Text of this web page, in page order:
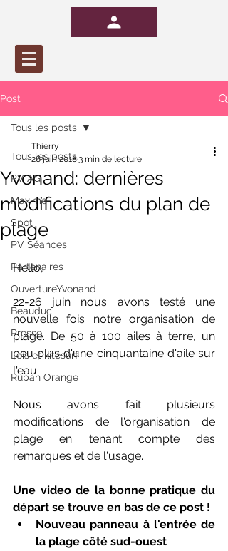
Post
Tous les posts
PV AG
Maxime
Spot
PV Séances
Partenaires
OuvertureYvonand
Beauduc
Presse
Lois et kitesurf
Ruban Orange
Tous les posts
Yvonand: dernières
modifications du plan de
plage
Thierry
26 juin 20183 min de lecture
Hello,
22-26 juin nous avons testé une
nouvelle fois notre organisation de
plage. De 50 à 100 ailes à terre, un
peu plus d'une cinquantaine d'aile sur
l'eau.
Nous avons fait plusieurs
modifications de l'organisation de
plage en tenant compte des
remarques et de l'usage.
Une video de la bonne pratique du
départ se trouve en bas de ce post !
Nouveau panneau à l'entrée de
la plage côté sud-ouest